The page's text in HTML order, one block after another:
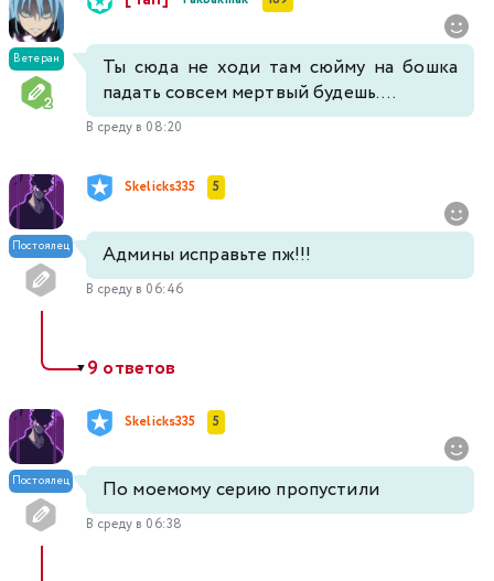
Ветеран
Ты сюда не ходи там сюйму на бошка
падать совсем мертвый будешь....
В среду в 08:20
Постоялец
Skelicks335 5
Админы исправьте пж!!!
В среду в 06:46
▼9 ответов
Постоялец
Skelicks335 5
По моемому серию пропустили
В среду в 06:38